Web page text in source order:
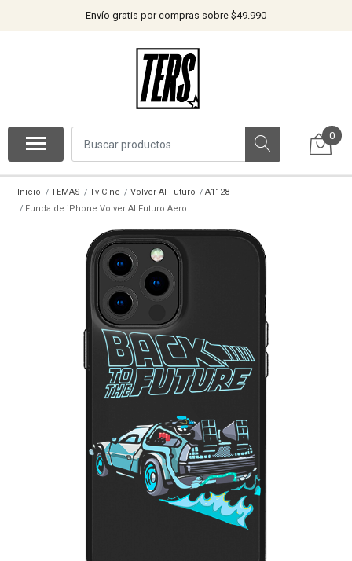
Envío gratis por compras sobre $49.990
0
Inicio TEMAS Tv Cine Volver Al Futuro
A1128
Funda de iPhone Volver Al Futuro Aero